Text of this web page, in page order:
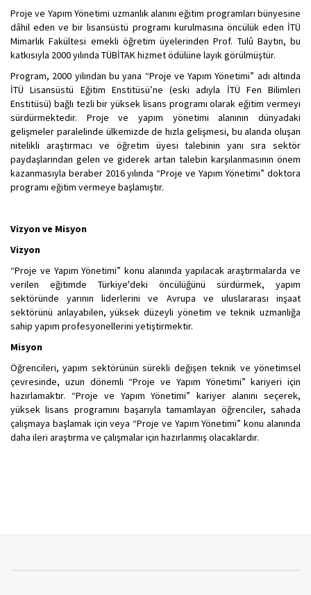
Proje ve Yapım Yönetimi uzmanlık alanını eğitim programları bünyesine
dâhil eden ve bir lisansüstü programı kurulmasına öncülük eden İTÜ
Mimarlık Fakültesi emekli öğretim üyelerinden Prof. Tulû Baytın, bu
katkısıyla 2000 yılında TÜBİTAK hizmet ödülüne layık görülmüştür.
Program, 2000 yılından bu yana “Proje ve Yapım Yönetimi” adı altında
İTÜ Lisansüstü Eğitim Enstitüsü’ne (eski adıyla İTÜ Fen Bilimleri
Enstitüsü) bağlı tezli bir yüksek lisans programı olarak eğitim vermeyi
sürdürmektedir. Proje ve yapım yönetimi alanının dünyadaki
gelişmeler paralelinde ülkemizde de hızla gelişmesi, bu alanda oluşan
nitelikli araştırmacı ve öğretim üyesi talebinin yanı sıra sektör
paydaşlarından gelen ve giderek artan talebin karşılanmasının önem
kazanmasıyla beraber 2016 yılında “Proje ve Yapım Yönetimi” doktora
programı eğitim vermeye başlamıştır.
Vizyon ve Misyon
Vizyon
“Proje ve Yapım Yönetimi” konu alanında yapılacak araştırmalarda ve
verilen eğitimde Türkiye'deki öncülüğünü sürdürmek, yapım
sektöründe yarının liderlerini ve Avrupa ve uluslararası inşaat
sektörünü anlayabilen, yüksek düzeyli yönetim ve teknik uzmanlığa
sahip yapım profesyonellerini yetiştirmektir.
Misyon
Öğrencileri, yapım sektörünün sürekli değişen teknik ve yönetimsel
çevresinde, uzun dönemli “Proje ve Yapım Yönetimi” kariyeri için
hazırlamaktır. “Proje ve Yapım Yönetimi” kariyer alanını seçerek,
yüksek lisans programını başarıyla tamamlayan öğrenciler, sahada
çalışmaya başlamak için veya “Proje ve Yapım Yönetimi” konu alanında
daha ileri araştırma ve çalışmalar için hazırlanmış olacaklardır.